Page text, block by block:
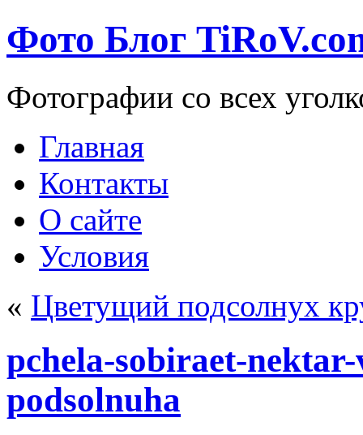
Фото Блог
Фотографии со всех
Главная
Контакты
О сайте
Условия
« Цветущий подсолнух
pchela-sobiraet-
podsolnuha